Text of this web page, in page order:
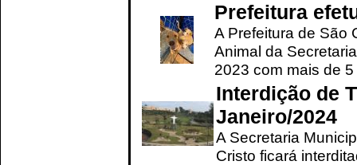
Prefeitura
A Prefeitura de São
Animal da
2023 com mais de 5
Interdição de
Janeiro/2024
A Secretaria
Cristo ficará